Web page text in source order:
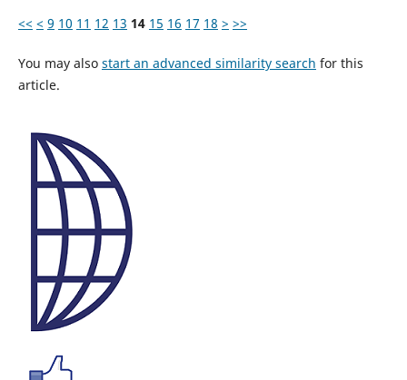
<< < 9 10 11 12 13 14 15 16 17 18 > >>
You may also start an advanced similarity search for this
article.